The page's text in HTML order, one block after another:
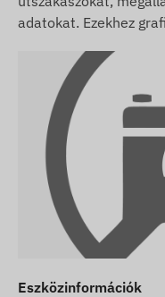
adatokat. Ezekhez
Eszközinformációk